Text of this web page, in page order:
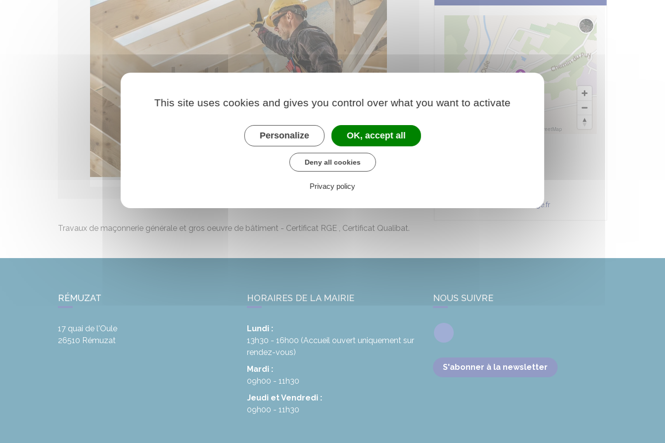
Travaux de maçonnerie générale et gros oeuvre de bâtiment - Certificat RGE , Certificat Qualibat.
© Contributeurs d'OpenStreetMap
Changer le fond de carte
daniel.rolland605@orange.fr
RÉMUZAT
17 quai de l'Oule
26510 Rémuzat
HORAIRES DE LA MAIRIE
Lundi :
13h30 - 16h00 (Accueil ouvert uniquement sur
rendez-vous)
Mardi :
09h00 - 11h30
Jeudi et Vendredi :
09h00 - 11h30
NOUS SUIVRE
Facebook
S'abonner à la newsletter
This site uses cookies and gives you control over what you want to activate
Personalize OK, accept all
Deny all cookies
Privacy policy